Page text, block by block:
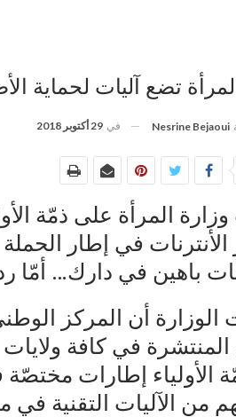
تضع آليات لحماية
Nesrine Bejaoui في 29 أكتوبر 2018
المرأة على ذمّة
في إطار
باهين في دارك… أمّا
الوزارة أن المركز
في كافة ولايات
الأولياء إطارات
من الآليات التقنية في